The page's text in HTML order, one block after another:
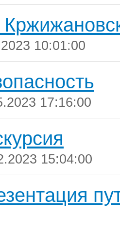
10:01:00
17:16:00
15:04:00